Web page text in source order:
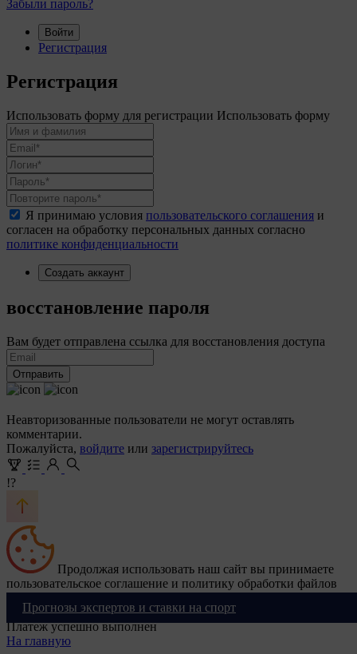
Забыли пароль?
Войти
Регистрация
Регистрация
Использовать форму для регистрации Использовать форму
Я принимаю условия пользовательского соглашения и
согласен на обработку персональных данных согласно
политике конфиденциальности
Создать аккаунт
восстановление пароля
Вам будет отправлена ссылка для восстановления доступа
Отправить
Неавторизованные пользователи не могут оставлять
комментарии.
Пожалуйста, войдите или зарегистрируйтесь
Прогнозы экспертов и ставки на спорт
!?
Продолжая использовать наш сайт вы принимаете
пользовательское соглашение и политику обработки файлов
Платеж успешно выполнен
На главную